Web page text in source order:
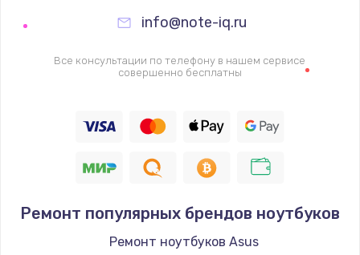
info@note-iq.ru
Все консультации по телефону в нашем сервисе
совершенно бесплатны
Ремонт популярных брендов ноутбуков
Ремонт ноутбуков Asus